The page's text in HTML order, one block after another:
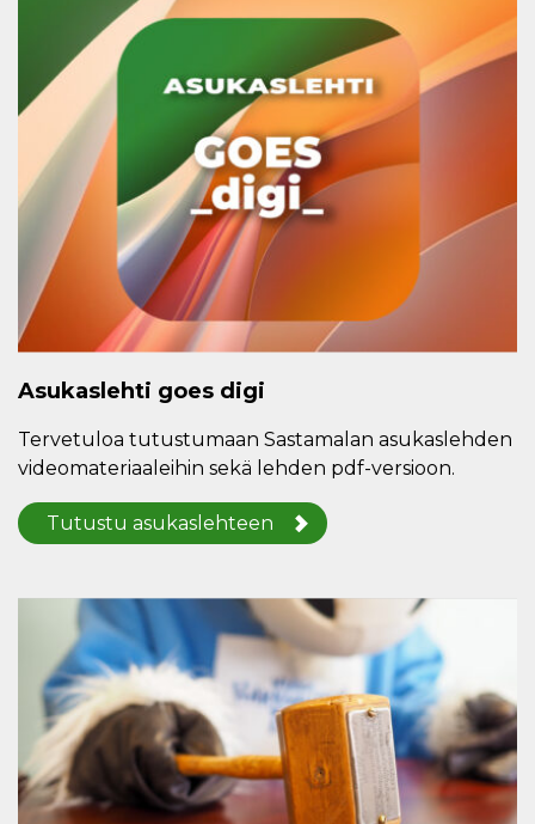
Asukaslehti goes digi
Tervetuloa tutustumaan Sastamalan asukaslehden
videomateriaaleihin sekä lehden pdf-versioon.
Tutustu asukaslehteen